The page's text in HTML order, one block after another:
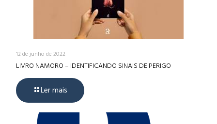
12 de junho de 2022
LIVRO NAMORO – IDENTIFICANDO SINAIS DE PERIGO
Ler mais